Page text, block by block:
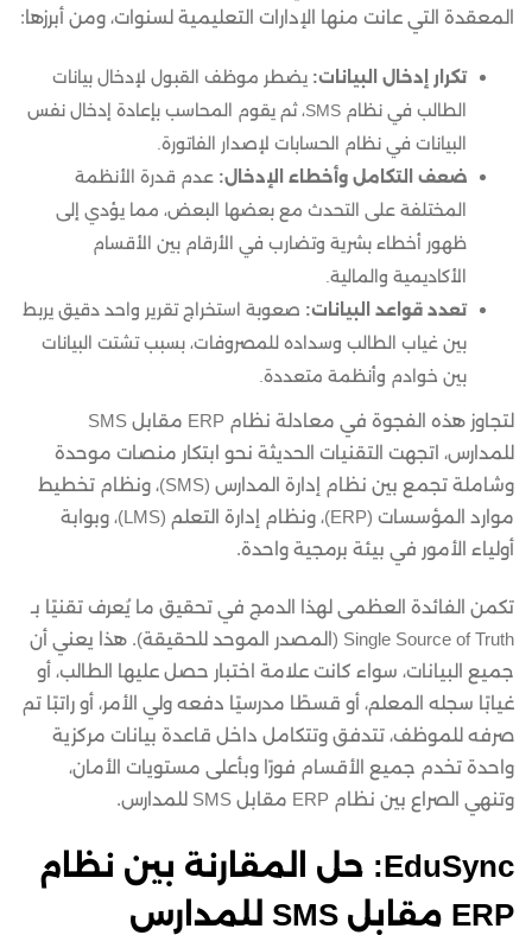
المعقدة التي عانت منها الإدارات التعليمية لسنوات، ومن أبرزها:
تكرار إدخال البيانات: يضطر موظف القبول لإدخال بيانات
الطالب في نظام SMS، ثم يقوم المحاسب بإعادة إدخال نفس
البيانات في نظام الحسابات لإصدار الفاتورة.
ضعف التكامل وأخطاء الإدخال: عدم قدرة الأنظمة
المختلفة على التحدث مع بعضها البعض، مما يؤدي إلى
ظهور أخطاء بشرية وتضارب في الأرقام بين الأقسام
الأكاديمية والمالية.
تعدد قواعد البيانات: صعوبة استخراج تقرير واحد دقيق يربط
بين غياب الطالب وسداده للمصروفات، بسبب تشتت البيانات
بين خوادم وأنظمة متعددة.
لتجاوز هذه الفجوة في معادلة نظام ERP مقابل SMS
للمدارس، اتجهت التقنيات الحديثة نحو ابتكار منصات موحدة
وشاملة تجمع بين نظام إدارة المدارس (SMS)، ونظام تخطيط
موارد المؤسسات (ERP)، ونظام إدارة التعلم (LMS)، وبوابة
أولياء الأمور في بيئة برمجية واحدة.
تكمن الفائدة العظمى لهذا الدمج في تحقيق ما يُعرف تقنيًا بـ
Single Source of Truth (المصدر الموحد للحقيقة). هذا يعني أن
جميع البيانات، سواء كانت علامة اختبار حصل عليها الطالب، أو
غيابًا سجله المعلم، أو قسطًا مدرسيًا دفعه ولي الأمر، أو راتبًا تم
صرفه للموظف، تتدفق وتتكامل داخل قاعدة بيانات مركزية
واحدة تخدم جميع الأقسام فورًا وبأعلى مستويات الأمان،
وتنهي الصراع بين نظام ERP مقابل SMS للمدارس.
EduSync: حل المقارنة بين نظام
ERP مقابل SMS للمدارس